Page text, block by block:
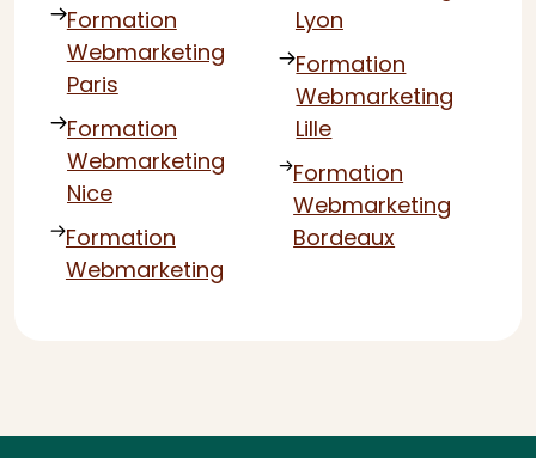
Formation
Webmarketing
Paris
Formation
Webmarketing
Nice
Formation
Webmarketing
Lyon
Formation
Webmarketing
Lille
Formation
Webmarketing
Bordeaux